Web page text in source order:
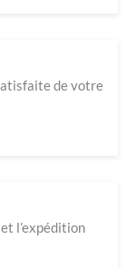
de votre
l’expédition